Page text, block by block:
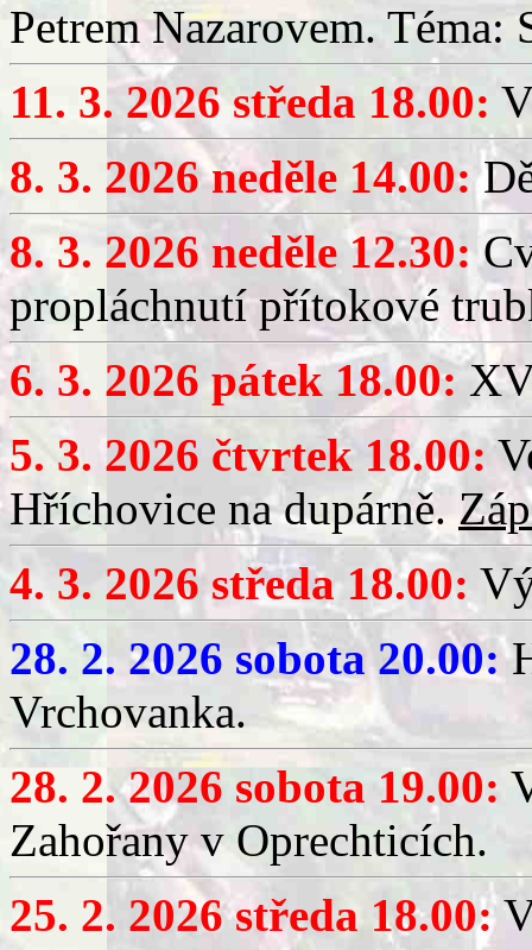
Petrem Nazarovem. Téma:
11. 3. 2026 středa 18.00:
8. 3. 2026 neděle 14.00:
8. 3. 2026 neděle 12.30:
propláchnutí přítokové
6. 3. 2026 pátek 18.00:
5. 3. 2026 čtvrtek 18.00:
Hříchovice na dupárně.
4. 3. 2026 středa 18.00:
28. 2. 2026 sobota 20.00:
Vrchovanka.
28. 2. 2026 sobota 19.00:
Zahořany v Oprechticích.
25. 2. 2026 středa 18.00: